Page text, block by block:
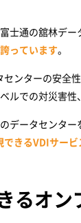
士通の舘林デ
っています。
ンターの安全
ルでの対災害
データセンタ
きるVDIサービ
るオン